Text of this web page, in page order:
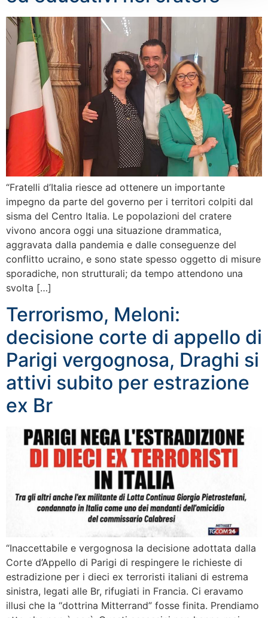
“Fratelli d’Italia riesce ad ottenere un importante
impegno da parte del governo per i territori colpiti dal
sisma del Centro Italia. Le popolazioni del cratere
vivono ancora oggi una situazione drammatica,
aggravata dalla pandemia e dalle conseguenze del
conflitto ucraino, e sono state spesso oggetto di misure
sporadiche, non strutturali; da tempo attendono una
svolta […]
Terrorismo, Meloni:
decisione corte di appello di
Parigi vergognosa, Draghi si
attivi subito per estrazione
ex Br
“Inaccettabile e vergognosa la decisione adottata dalla
Corte d’Appello di Parigi di respingere le richieste di
estradizione per i dieci ex terroristi italiani di estrema
sinistra, legati alle Br, rifugiati in Francia. Ci eravamo
illusi che la “dottrina Mitterrand” fosse finita. Prendiamo